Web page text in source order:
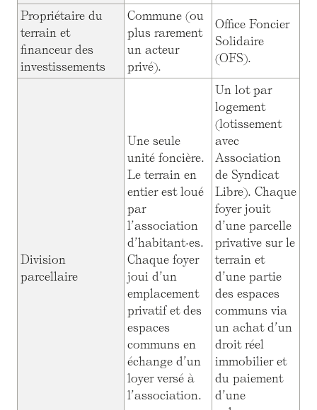
Propriétaire du
terrain et
financeur des
investissements
Commune (ou
plus rarement
un acteur
privé).
Office Foncier
Solidaire
(OFS).
Division
parcellaire
Une seule
unité foncière.
Le terrain en
entier est loué
par
l’association
d’habitant·es.
Chaque foyer
joui d’un
emplacement
privatif et des
espaces
communs en
échange d’un
loyer versé à
l’association.
Un lot par
logement
(lotissement
avec
Association
de Syndicat
Libre). Chaque
foyer jouit
d’une parcelle
privative sur le
terrain et
d’une partie
des espaces
communs via
un achat d’un
droit réel
immobilier et
du paiement
d’une